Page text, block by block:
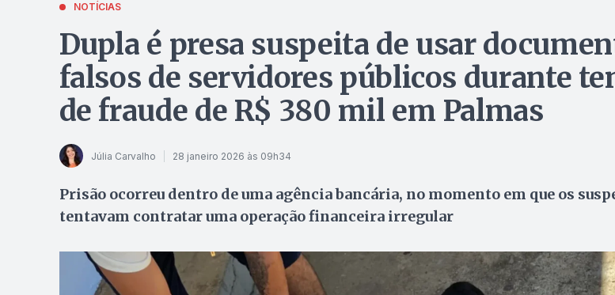
NOTÍCIAS
Dupla é presa suspeita de usar
falsos de servidores públicos durante
de fraude de R$ 380 mil em Palmas
Júlia Carvalho 28 janeiro 2026 às 09h34
Prisão ocorreu dentro de uma agência bancária, no momento em que os
tentavam contratar uma operação financeira irregular